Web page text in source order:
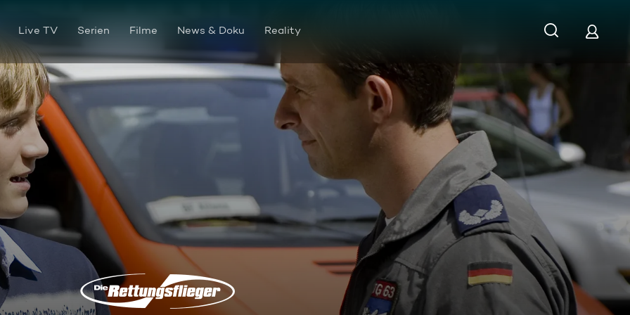
Live TV Serien Filme News & Doku Reality
Muttersorgen